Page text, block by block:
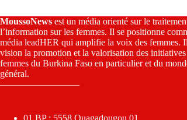
MoussoNews est un média orienté sur le
l’information sur les femmes. Il se positionne
média leadHER qui amplifie la voix des femmes.
vision la promotion et la valorisation des initiatives
femmes du Burkina Faso en particulier et du
général.
————————–
01 BP : 5558 Ouagadougou 01